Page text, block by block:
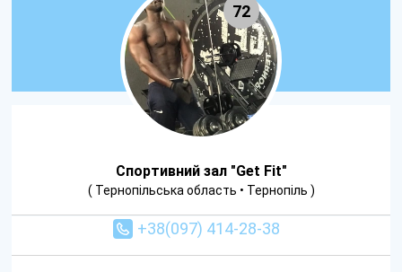
72
Спортивний зал "Get Fit"
( Тернопільська область • Тернопіль )
+38(097) 414-28-38